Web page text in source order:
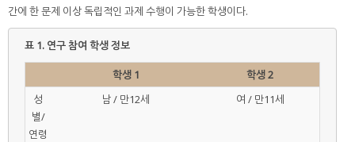
간에 한 문제 이상 독립적인 과제 수행이 가능한 학생이다.
표 1. 연구 참여 학생 정보
학생 1
학생 2
성
별/
연령
남 / 만12세 여 / 만11세